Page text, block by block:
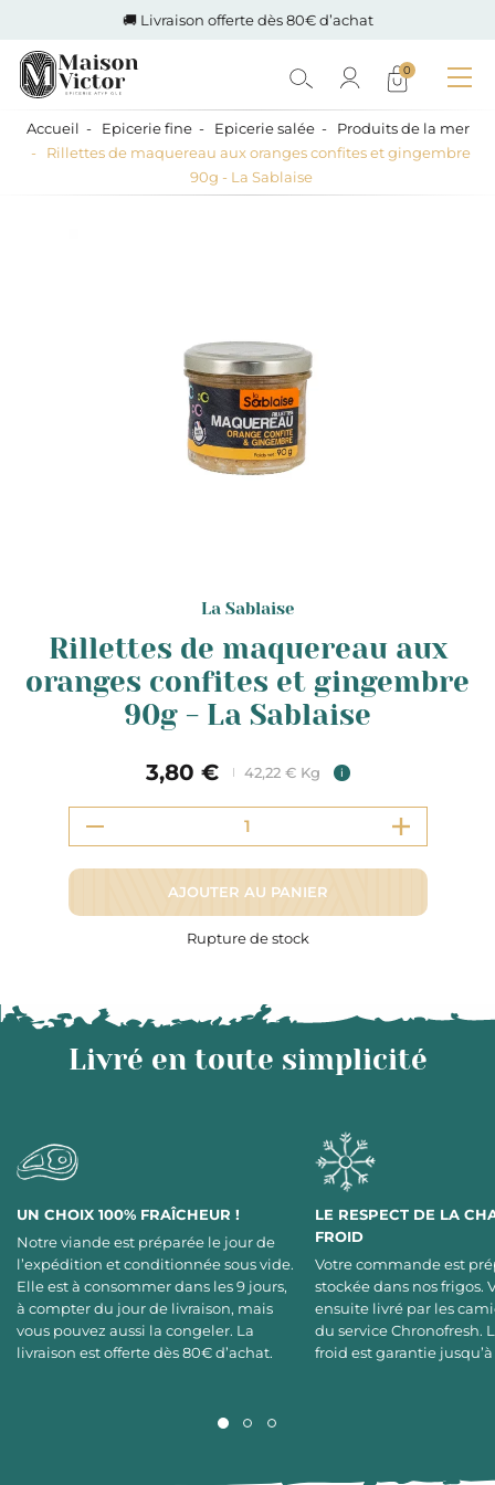
🚚 Livraison offerte dès 80€ d’achat
0
Accueil Epicerie fine Epicerie salée
Produits de la mer
Rillettes de maquereau aux oranges confites et gingembre
90g - La Sablaise
La Sablaise
Rillettes de maquereau aux
oranges confites et gingembre
90g - La Sablaise
3,80 € 42,22 € Kg i
AJOUTER AU PANIER
Rupture de stock
Livré en toute simplicité
UN CHOIX 100% FRAÎCHEUR !
Notre viande est préparée le jour de
l’expédition et conditionnée sous vide.
Elle est à consommer dans les 9 jours,
à compter du jour de livraison, mais
vous pouvez aussi la congeler. La
livraison est offerte dès 80€ d’achat.
LE RESPECT DE LA
FROID
Votre commande est
stockée dans nos frigos.
ensuite livré par les
du service Chronofresh.
froid est garantie